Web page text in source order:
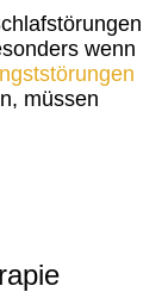
wenn
müssen